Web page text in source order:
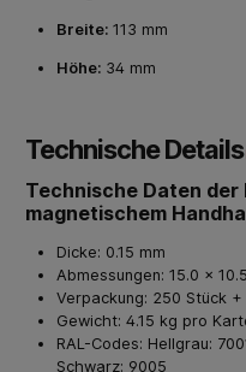
Breite: 113 mm
Höhe: 34 mm
Technische Details
Technische Daten
magnetischem
Dicke: 0.15 mm
Abmessungen: 15.0 x
Verpackung: 250 Stück
Gewicht: 4.15 kg pro
RAL-Codes: Hellgrau:
Schwarz: 9005